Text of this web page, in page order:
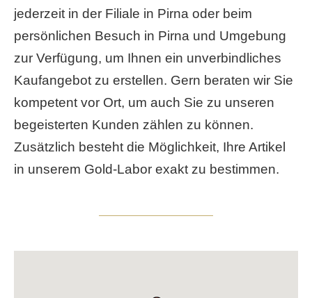
jederzeit in der Filiale in Pirna oder beim
persönlichen Besuch in Pirna und Umgebung
zur Verfügung, um Ihnen ein unverbindliches
Kaufangebot zu erstellen. Gern beraten wir Sie
kompetent vor Ort, um auch Sie zu unseren
begeisterten Kunden zählen zu können.
Zusätzlich besteht die Möglichkeit, Ihre Artikel
in unserem Gold-Labor exakt zu bestimmen.